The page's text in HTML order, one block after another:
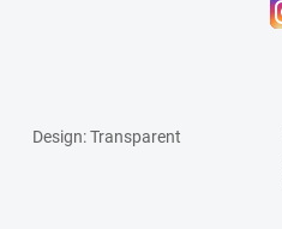
Design: Transparent